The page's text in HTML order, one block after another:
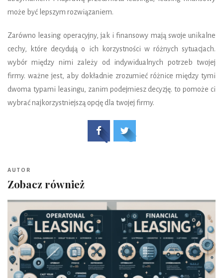
może być lepszym rozwiązaniem.
Zarówno leasing operacyjny, jak i finansowy mają swoje unikalne
cechy, które decydują o ich korzystności w różnych sytuacjach.
wybór między nimi zależy od indywidualnych potrzeb twojej
firmy. ważne jest, aby dokładnie zrozumieć różnice między tymi
dwoma typami leasingu, zanim podejmiesz decyzję. to pomoże ci
wybrać najkorzystniejszą opcję dla twojej firmy.
AUTOR
Zobacz również